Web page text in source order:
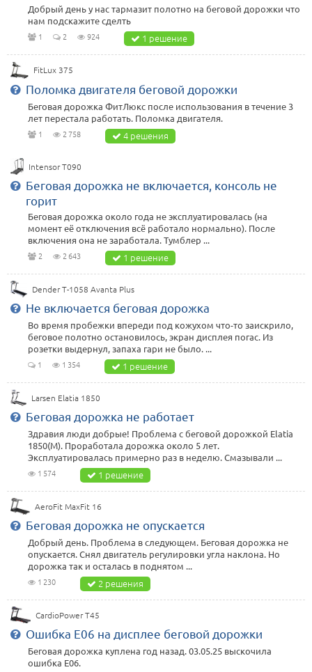
Добрый день у нас тармазит полотно на беговой дорожки что
нам подскажите сделть
1 2 924 1 решение
FitLux 375
Поломка двигателя беговой дорожки
Беговая дорожка ФитЛюкс после использования в течение 3
лет перестала работать. Поломка двигателя.
1 2 758 4 решения
Intensor T090
Беговая дорожка не включается, консоль не
горит
Беговая дорожка около года не эксплуатировалась (на
момент её отключения всё работало нормально). После
включения она не заработала. Тумблер ...
2 2 643 1 решение
Dender T-1058 Avanta Plus
Не включается беговая дорожка
Во время пробежки впереди под кожухом что-то заискрило,
беговое полотно остановилось, экран дисплея погас. Из
розетки выдернул, запаха гари не было. ...
1 1 354 1 решение
Larsen Elatia 1850
Беговая дорожка не работает
Здравия люди добрые! Проблема с беговой дорожкой Elatia
1850(M). Проработала дорожка около 5 лет.
Эксплуатировалась примерно раз в неделю. Смазывали ...
1 574 1 решение
AeroFit MaxFit 16
Беговая дорожка не опускается
Добрый день. Проблема в следующем. Беговая дорожка не
опускается. Снял двигатель регулировки угла наклона. Но
дорожка так и осталась в поднятом ...
1 230 2 решения
CardioPower T45
Ошибка Е06 на дисплее беговой дорожки
Беговая дорожка куплена год назад. 03.05.25 выскочила
ошибка Е06.